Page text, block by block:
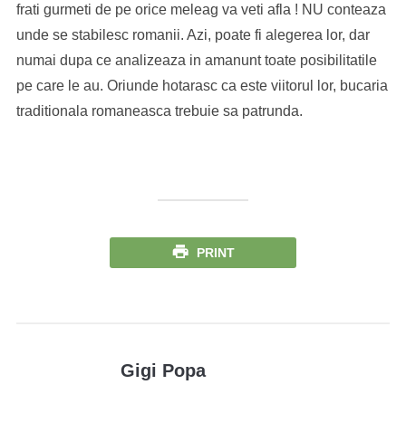
frati gurmeti de pe orice meleag va veti afla ! NU conteaza
unde se stabilesc romanii. Azi, poate fi alegerea lor, dar
numai dupa ce analizeaza in amanunt toate posibilitatile
pe care le au. Oriunde hotarasc ca este viitorul lor, bucaria
traditionala romaneasca trebuie sa patrunda.
PRINT
Gigi Popa